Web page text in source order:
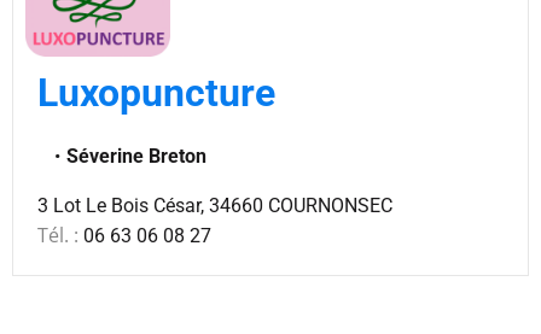
Luxopuncture
Séverine Breton
3 Lot Le Bois César, 34660 COURNONSEC
Tél. : 06 63 06 08 27